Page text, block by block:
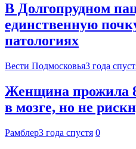
В Долгопрудном
единственную
патологиях
Вести Подмосковья3 года
Женщина прожила
в мозге, но не
Рамблер3 года спустя 0